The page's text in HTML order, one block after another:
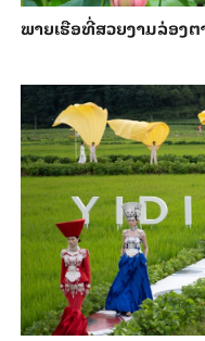
ພາຍ​ເຮືອທີ່​ສວຍ​ງາມ​ລ່ອງ​